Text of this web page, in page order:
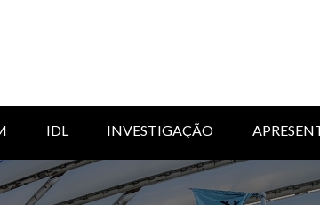
IDL INVESTIGAÇÃO